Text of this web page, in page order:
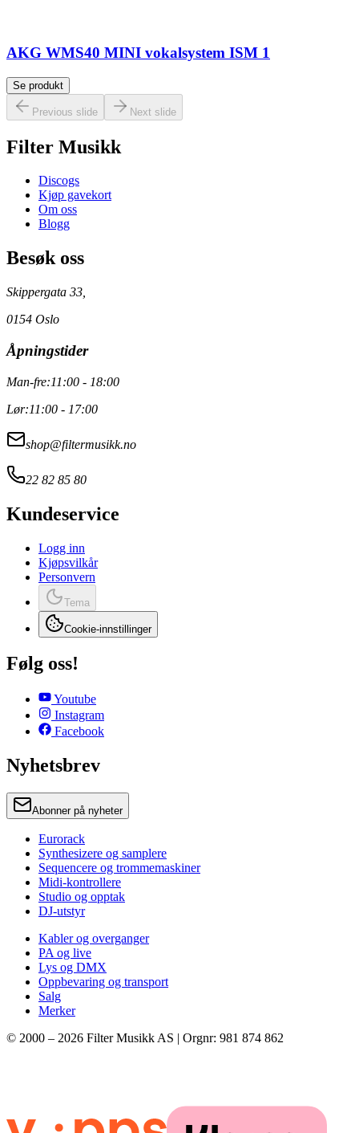
AKG WMS40 MINI vokalsystem ISM 1
Se produkt
Previous slide Next slide
Filter Musikk
Discogs
Kjøp gavekort
Om oss
Blogg
Besøk oss
Skippergata 33,
0154 Oslo
Åpningstider
Man-fre:11:00 - 18:00
Lør:11:00 - 17:00
shop@filtermusikk.no
22 82 85 80
Kundeservice
Logg inn
Kjøpsvilkår
Personvern
Tema
Cookie-innstillinger
Følg oss!
Youtube
Instagram
Facebook
Nyhetsbrev
Abonner på nyheter
Eurorack
Synthesizere og samplere
Sequencere og trommemaskiner
Midi-kontrollere
Studio og opptak
DJ-utstyr
Kabler og overganger
PA og live
Lys og DMX
Oppbevaring og transport
Salg
Merker
© 2000 – 2026 Filter Musikk AS | Orgnr: 981 874 862